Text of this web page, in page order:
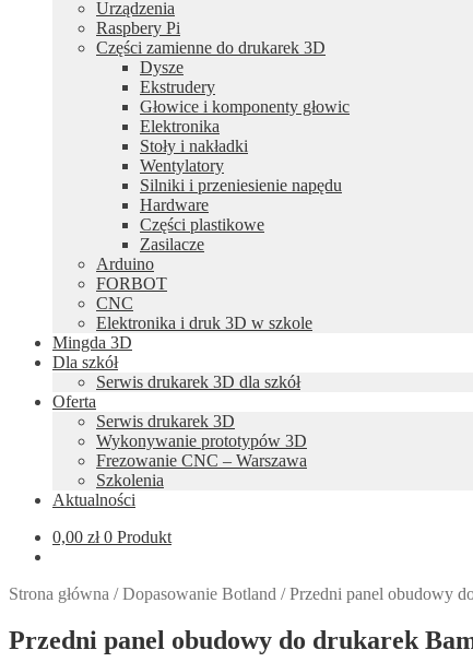
Urządzenia
Raspbery Pi
Części zamienne do drukarek 3D
Dysze
Ekstrudery
Głowice i komponenty głowic
Elektronika
Stoły i nakładki
Wentylatory
Silniki i przeniesienie napędu
Hardware
Części plastikowe
Zasilacze
Arduino
FORBOT
CNC
Elektronika i druk 3D w szkole
Mingda 3D
Dla szkół
Serwis drukarek 3D dla szkół
Oferta
Serwis drukarek 3D
Wykonywanie prototypów 3D
Frezowanie CNC – Warszawa
Szkolenia
Aktualności
0,00 zł 0 Produkt
Strona główna /Dopasowanie Botland /Przedni panel obudowy
Przedni panel obudowy do drukarek